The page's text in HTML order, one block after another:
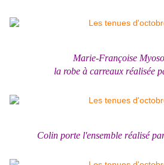
Marie-Françoise
la robe à carreaux réalisée
Colin porte l'ensemble réalisé